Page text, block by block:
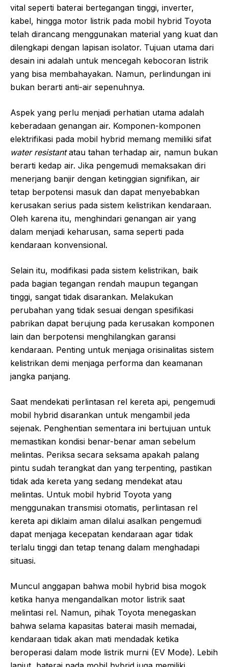
vital seperti baterai bertegangan tinggi, inverter,
kabel, hingga motor listrik pada mobil hybrid Toyota
telah dirancang menggunakan material yang kuat dan
dilengkapi dengan lapisan isolator. Tujuan utama dari
desain ini adalah untuk mencegah kebocoran listrik
yang bisa membahayakan. Namun, perlindungan ini
bukan berarti anti-air sepenuhnya.
Aspek yang perlu menjadi perhatian utama adalah
keberadaan genangan air. Komponen-komponen
elektrifikasi pada mobil hybrid memang memiliki sifat
water resistantatau tahan terhadap air, namun bukan
berarti kedap air. Jika pengemudi memaksakan diri
menerjang banjir dengan ketinggian signifikan, air
tetap berpotensi masuk dan dapat menyebabkan
kerusakan serius pada sistem kelistrikan kendaraan.
Oleh karena itu, menghindari genangan air yang
dalam menjadi keharusan, sama seperti pada
kendaraan konvensional.
Selain itu, modifikasi pada sistem kelistrikan, baik
pada bagian tegangan rendah maupun tegangan
tinggi, sangat tidak disarankan. Melakukan
perubahan yang tidak sesuai dengan spesifikasi
pabrikan dapat berujung pada kerusakan komponen
lain dan berpotensi menghilangkan garansi
kendaraan. Penting untuk menjaga orisinalitas sistem
kelistrikan demi menjaga performa dan keamanan
jangka panjang.
Saat mendekati perlintasan rel kereta api, pengemudi
mobil hybrid disarankan untuk mengambil jeda
sejenak. Penghentian sementara ini bertujuan untuk
memastikan kondisi benar-benar aman sebelum
melintas. Periksa secara seksama apakah palang
pintu sudah terangkat dan yang terpenting, pastikan
tidak ada kereta yang sedang mendekat atau
melintas. Untuk mobil hybrid Toyota yang
menggunakan transmisi otomatis, perlintasan rel
kereta api diklaim aman dilalui asalkan pengemudi
dapat menjaga kecepatan kendaraan agar tidak
terlalu tinggi dan tetap tenang dalam menghadapi
situasi.
Muncul anggapan bahwa mobil hybrid bisa mogok
ketika hanya mengandalkan motor listrik saat
melintasi rel. Namun, pihak Toyota menegaskan
bahwa selama kapasitas baterai masih memadai,
kendaraan tidak akan mati mendadak ketika
beroperasi dalam mode listrik murni (EV Mode). Lebih